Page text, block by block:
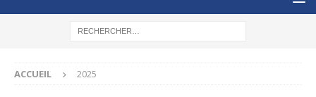
ACCUEIL 2025